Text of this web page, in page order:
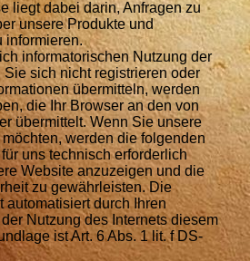
liegt dabei darin, Anfragen zu
unsere Produkte und
informieren.
informatorischen Nutzung der
sich nicht registrieren oder
übermitteln, werden
die Ihr Browser an den von
übermittelt. Wenn Sie unsere
werden die folgenden
uns technisch erforderlich
Website anzuzeigen und die
zu gewährleisten. Die
automatisiert durch Ihren
Nutzung des Internets diesem
ist Art. 6 Abs. 1 lit. f DS-